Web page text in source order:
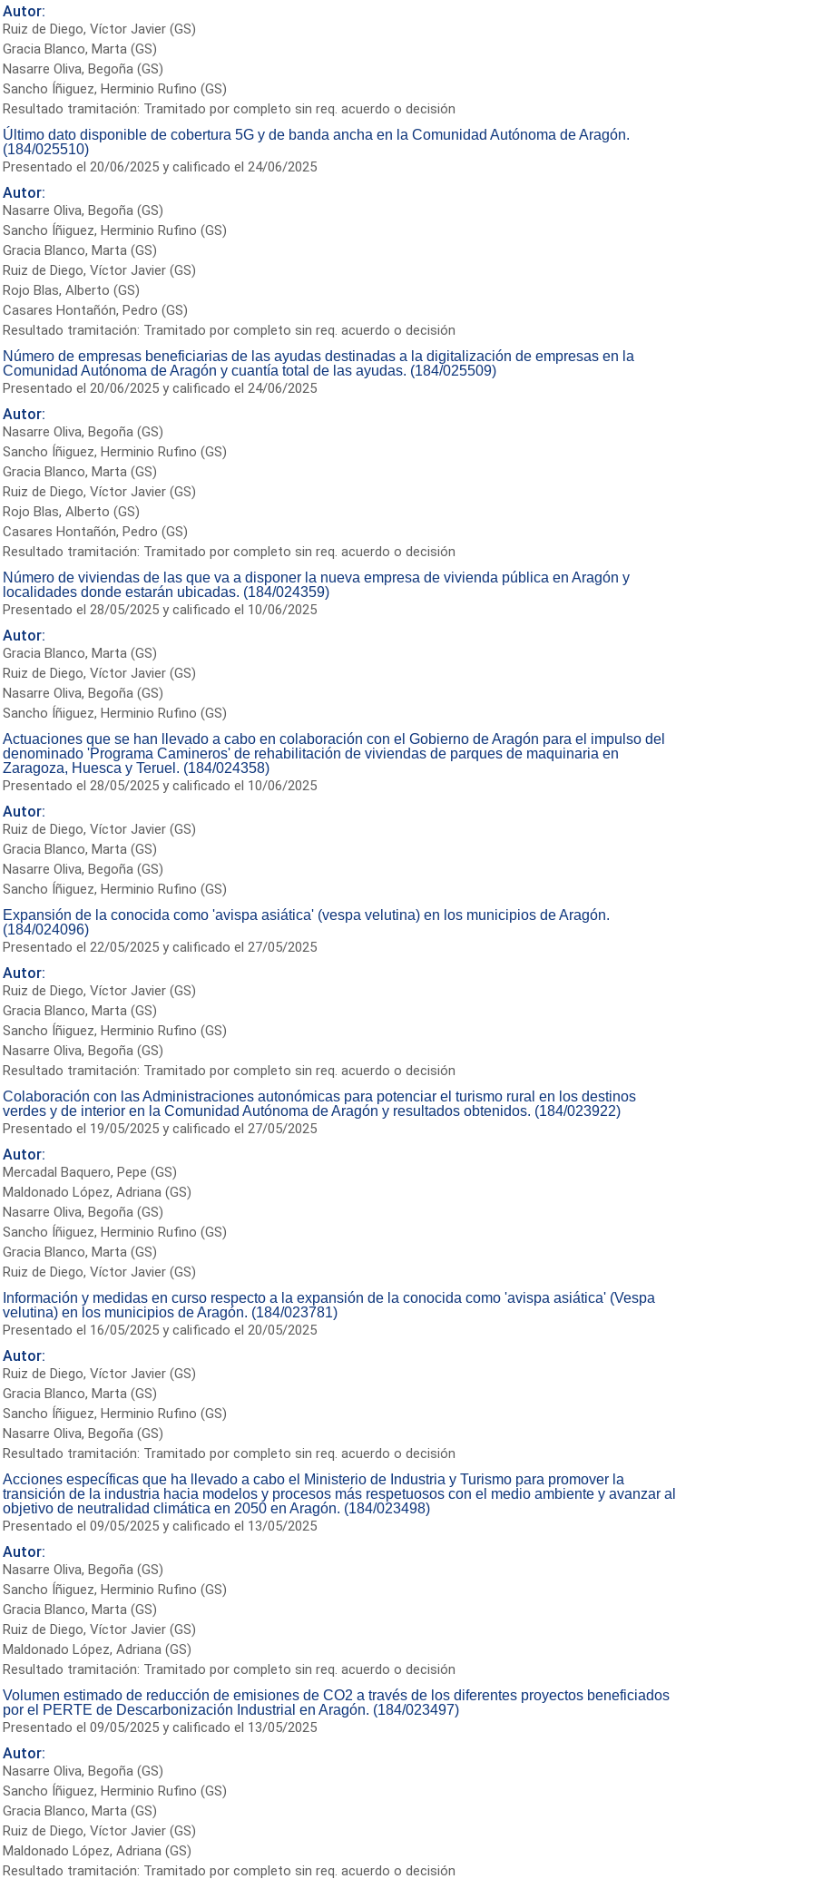
Autor:
Ruiz de Diego, Víctor Javier (GS)
Gracia Blanco, Marta (GS)
Nasarre Oliva, Begoña (GS)
Sancho Íñiguez, Herminio Rufino (GS)
Resultado tramitación: Tramitado por completo sin req. acuerdo o decisión
Último dato disponible de cobertura 5G y de banda ancha en la Comunidad Autónoma de Aragón.
(184/025510)
Presentado el 20/06/2025 y calificado el 24/06/2025
Autor:
Nasarre Oliva, Begoña (GS)
Sancho Íñiguez, Herminio Rufino (GS)
Gracia Blanco, Marta (GS)
Ruiz de Diego, Víctor Javier (GS)
Rojo Blas, Alberto (GS)
Casares Hontañón, Pedro (GS)
Resultado tramitación: Tramitado por completo sin req. acuerdo o decisión
Número de empresas beneficiarias de las ayudas destinadas a la digitalización de empresas en la
Comunidad Autónoma de Aragón y cuantía total de las ayudas. (184/025509)
Presentado el 20/06/2025 y calificado el 24/06/2025
Autor:
Nasarre Oliva, Begoña (GS)
Sancho Íñiguez, Herminio Rufino (GS)
Gracia Blanco, Marta (GS)
Ruiz de Diego, Víctor Javier (GS)
Rojo Blas, Alberto (GS)
Casares Hontañón, Pedro (GS)
Resultado tramitación: Tramitado por completo sin req. acuerdo o decisión
Número de viviendas de las que va a disponer la nueva empresa de vivienda pública en Aragón y
localidades donde estarán ubicadas. (184/024359)
Presentado el 28/05/2025 y calificado el 10/06/2025
Autor:
Gracia Blanco, Marta (GS)
Ruiz de Diego, Víctor Javier (GS)
Nasarre Oliva, Begoña (GS)
Sancho Íñiguez, Herminio Rufino (GS)
Actuaciones que se han llevado a cabo en colaboración con el Gobierno de Aragón para el impulso del
denominado 'Programa Camineros' de rehabilitación de viviendas de parques de maquinaria en
Zaragoza, Huesca y Teruel. (184/024358)
Presentado el 28/05/2025 y calificado el 10/06/2025
Autor:
Ruiz de Diego, Víctor Javier (GS)
Gracia Blanco, Marta (GS)
Nasarre Oliva, Begoña (GS)
Sancho Íñiguez, Herminio Rufino (GS)
Expansión de la conocida como 'avispa asiática' (vespa velutina) en los municipios de Aragón.
(184/024096)
Presentado el 22/05/2025 y calificado el 27/05/2025
Autor:
Ruiz de Diego, Víctor Javier (GS)
Gracia Blanco, Marta (GS)
Sancho Íñiguez, Herminio Rufino (GS)
Nasarre Oliva, Begoña (GS)
Resultado tramitación: Tramitado por completo sin req. acuerdo o decisión
Colaboración con las Administraciones autonómicas para potenciar el turismo rural en los destinos
verdes y de interior en la Comunidad Autónoma de Aragón y resultados obtenidos. (184/023922)
Presentado el 19/05/2025 y calificado el 27/05/2025
Autor:
Mercadal Baquero, Pepe (GS)
Maldonado López, Adriana (GS)
Nasarre Oliva, Begoña (GS)
Sancho Íñiguez, Herminio Rufino (GS)
Gracia Blanco, Marta (GS)
Ruiz de Diego, Víctor Javier (GS)
Información y medidas en curso respecto a la expansión de la conocida como 'avispa asiática' (Vespa
velutina) en los municipios de Aragón. (184/023781)
Presentado el 16/05/2025 y calificado el 20/05/2025
Autor:
Ruiz de Diego, Víctor Javier (GS)
Gracia Blanco, Marta (GS)
Sancho Íñiguez, Herminio Rufino (GS)
Nasarre Oliva, Begoña (GS)
Resultado tramitación: Tramitado por completo sin req. acuerdo o decisión
Acciones específicas que ha llevado a cabo el Ministerio de Industria y Turismo para promover la
transición de la industria hacia modelos y procesos más respetuosos con el medio ambiente y avanzar al
objetivo de neutralidad climática en 2050 en Aragón. (184/023498)
Presentado el 09/05/2025 y calificado el 13/05/2025
Autor:
Nasarre Oliva, Begoña (GS)
Sancho Íñiguez, Herminio Rufino (GS)
Gracia Blanco, Marta (GS)
Ruiz de Diego, Víctor Javier (GS)
Maldonado López, Adriana (GS)
Resultado tramitación: Tramitado por completo sin req. acuerdo o decisión
Volumen estimado de reducción de emisiones de CO2 a través de los diferentes proyectos beneficiados
por el PERTE de Descarbonización Industrial en Aragón. (184/023497)
Presentado el 09/05/2025 y calificado el 13/05/2025
Autor:
Nasarre Oliva, Begoña (GS)
Sancho Íñiguez, Herminio Rufino (GS)
Gracia Blanco, Marta (GS)
Ruiz de Diego, Víctor Javier (GS)
Maldonado López, Adriana (GS)
Resultado tramitación: Tramitado por completo sin req. acuerdo o decisión